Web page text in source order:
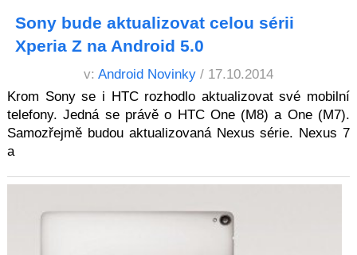
Sony bude aktualizovat celou sérii
Xperia Z na Android 5.0
v: Android Novinky / 17.10.2014
Krom Sony se i HTC rozhodlo aktualizovat své mobilní
telefony. Jedná se právě o HTC One (M8) a One (M7).
Samozřejmě budou aktualizovaná Nexus série. Nexus 7
a